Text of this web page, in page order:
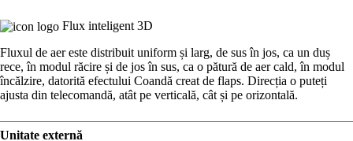
Flux inteligent 3D
Fluxul de aer este distribuit uniform și larg, de sus în jos, ca un duș
rece, în modul răcire și de jos în sus, ca o pătură de aer cald, în modul
încălzire, datorită efectului Coandă creat de flaps. Direcția o puteți
ajusta din telecomandă, atât pe verticală, cât și pe orizontală.
Unitate externă